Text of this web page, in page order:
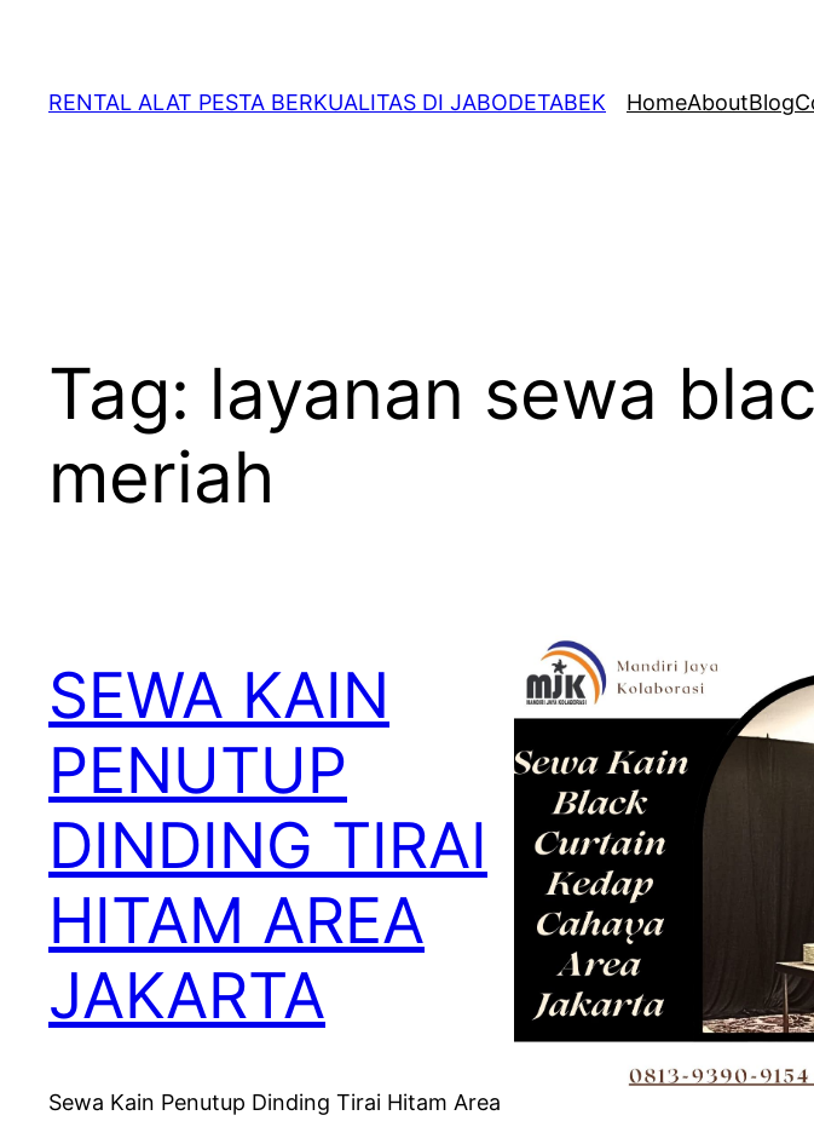
RENTAL ALAT PESTA BERKUALITAS DI JABODETABEK HomeAboutBlog
Tag: layanan sewa
meriah
SEWA KAIN
PENUTUP
DINDING TIRAI
HITAM AREA
JAKARTA
Sewa Kain Penutup Dinding Tirai Hitam Area